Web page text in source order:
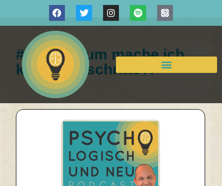
# 038 Warum mache ich
keine Fortschritte?!